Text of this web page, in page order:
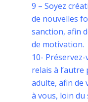
9 – Soyez
de nouvelles
sanction, afin
de motivation.
10-
relais à
adulte, afin de
à vous, loin du